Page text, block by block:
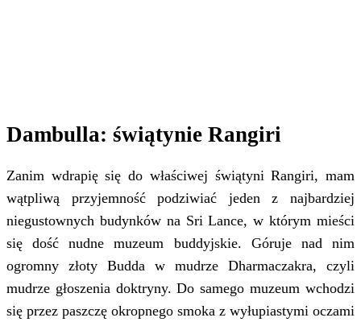
Dambulla: świątynie Rangiri
Zanim wdrapię się do właściwej świątyni Rangiri, mam
wątpliwą przyjemność podziwiać jeden z najbardziej
niegustownych budynków na Sri Lance, w którym mieści
się dość nudne muzeum buddyjskie. Góruje nad nim
ogromny złoty Budda w mudrze Dharmaczakra, czyli
mudrze głoszenia doktryny. Do samego muzeum wchodzi
się przez paszczę okropnego smoka z wyłupiastymi oczami